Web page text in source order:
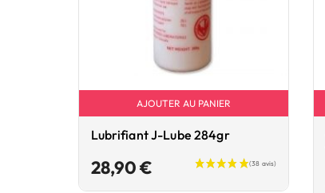
AJOUTER AU PANIER
Lubrifiant J-Lube 284gr
28,90 €